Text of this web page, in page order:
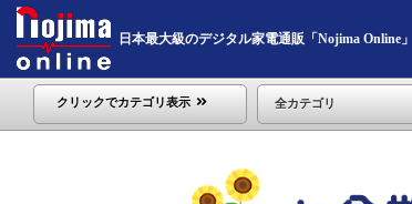
日本最大級のデジタル家電通販「Nojima Online」
クリックでカテゴリ表示 全カテゴリ